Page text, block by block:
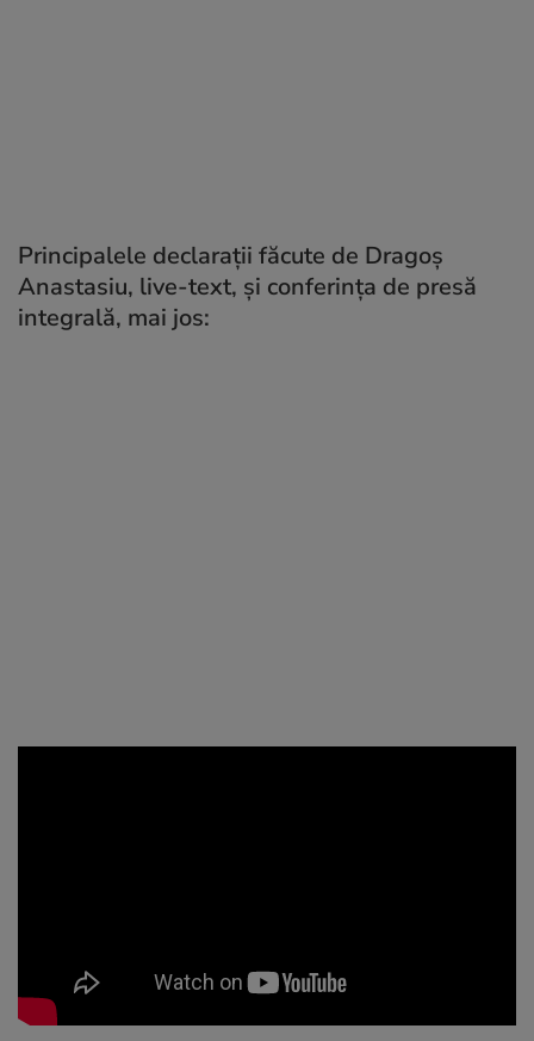
Principalele declarații făcute de Dragoș
Anastasiu, live-text, și conferința de presă
integrală, mai jos: